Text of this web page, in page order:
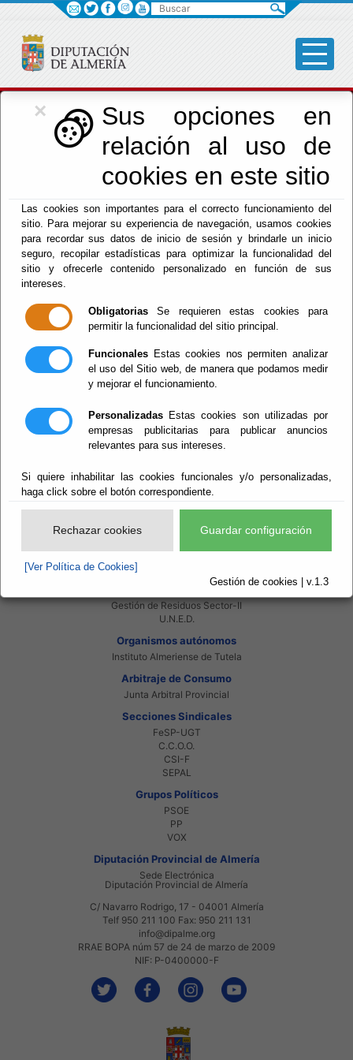
×
Sus opciones en
relación al uso de
cookies en este sitio
Las cookies son importantes para el correcto funcionamiento del
sitio. Para mejorar su experiencia de navegación, usamos cookies
para recordar sus datos de inicio de sesión y brindarle un inicio
seguro, recopilar estadísticas para optimizar la funcionalidad del
sitio y ofrecerle contenido personalizado en función de sus
intereses.
Obligatorias Se requieren estas cookies para
permitir la funcionalidad del sitio principal.
Funcionales Estas cookies nos permiten analizar
el uso del Sitio web, de manera que podamos medir
y mejorar el funcionamiento.
Personalizadas Estas cookies son utilizadas por
empresas publicitarias para publicar anuncios
relevantes para sus intereses.
Si quiere inhabilitar las cookies funcionales y/o personalizadas,
haga click sobre el botón correspondiente.
Rechazar cookies Guardar configuración
[Ver Política de Cookies]
Gestión de cookies | v.1.3
Cultura, Cine e
Identidad Almeriense
Menú Cultura
Inicio -Cultura y Cine -
El documento con referenciaDP-CUL-INFO no existe.
Red Provincial
Intranet Provincial
Intranet Adheridos
Servicios EE.LL.
Red Provincial
Enlaces de interés
Punto de Informacion del Catastro
Agencia Tributaria
Ministerio de Administraciones Públicas
Junta de Andalucia
Manual del Concejal
Consorcios
Bomberos Poniente
Bomberos Levante
Gestión de Residuos Sector-II
U.N.E.D.
Organismos autónomos
Instituto Almeriense de Tutela
Arbitraje de Consumo
Junta Arbitral Provincial
Secciones Sindicales
FeSP-UGT
C.C.O.O.
CSI-F
SEPAL
Grupos Políticos
PSOE
PP
VOX
Diputación Provincial de Almería
Sede Electrónica
Diputación Provincial de Almería
C/ Navarro Rodrigo, 17 - 04001 Almería
Telf 950 211 100 Fax: 950 211 131
info@dipalme.org
RRAE BOPA núm 57 de 24 de marzo de 2009
NIF: P-0400000-F
Buscar